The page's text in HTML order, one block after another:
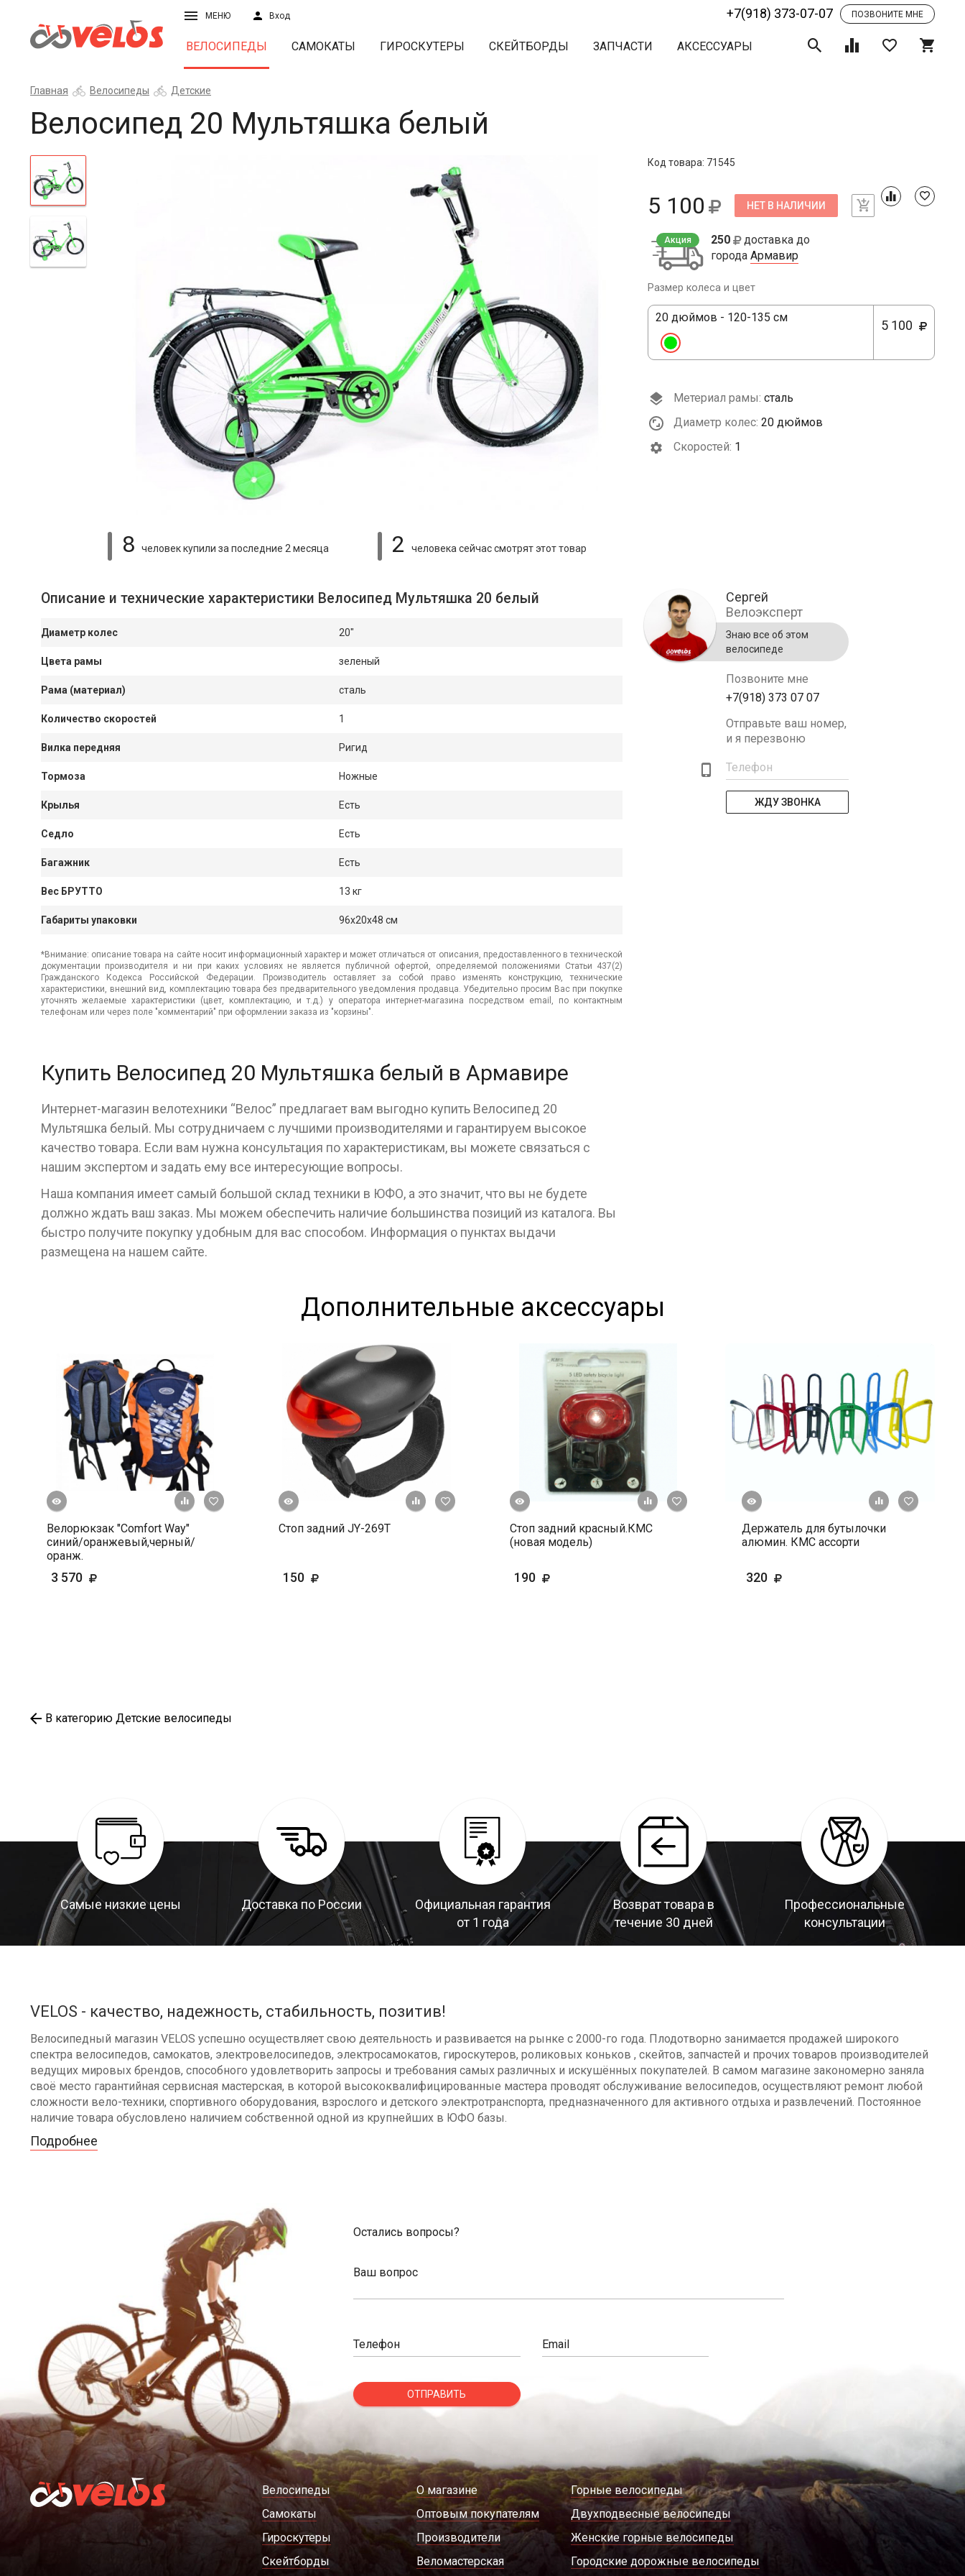
МЕНЮ Вход +7(918) 373-07-07 ПОЗВОНИТЕ МНЕ
ВЕЛОСИПЕДЫ САМОКАТЫ ГИРОСКУТЕРЫ СКЕЙТБОРДЫ ЗАПЧАСТИ АКСЕССУАРЫ
Главная Велосипеды Детские
Велосипед 20 Мультяшка белый
8 человек купили за последние 2 месяца 2 человека сейчас смотрятэтот товар
Код товара: 71545
5 100 НЕТ В НАЛИЧИИ
Акция 250
доставка до
города Армавир
Размер колеса и цвет
20 дюймов - 120-135 см
5 100
Метериал рамы: сталь
Диаметр колес: 20 дюймов
Cкоростей: 1
Описание и технические характеристики Велосипед Мультяшка 20 белый
Диаметр колес 20"
Цвета рамы зеленый
Рама (материал) сталь
Количество скоростей 1
Вилка передняя Ригид
Тормоза Ножные
Крылья Есть
Седло Есть
Багажник Есть
Вес БРУТТО 13 кг
Габариты упаковки 96x20x48 см
*Внимание: описание товара на сайте носит информационный характер и может отличаться от описания, предоставленного в технической
документации производителя и ни при каких условиях не является публичной офертой, определяемой положениями Статьи 437(2)
Гражданского Кодекса Российской Федерации. Производитель оставляет за собой право изменять конструкцию, технические
характеристики, внешний вид, комплектацию товара без предварительного уведомления продавца. Убедительно просим Вас при покупке
уточнять желаемые характеристики (цвет, комплектацию, и т.д.) у оператора интернет-магазина посредством email, по контактным
телефонам или через поле "комментарий" при оформлении заказа из "корзины".
Купить Велосипед 20 Мультяшка белый в Армавире
Интернет-магазин велотехники “Велос” предлагает вам выгодно купить Велосипед 20
Мультяшка белый. Мы сотрудничаем с лучшими производителями и гарантируем высокое
качество товара. Если вам нужна консультация по характеристикам, вы можете связаться с
нашим экспертом и задать ему все интересующие вопросы.
Наша компания имеет самый большой склад техники в ЮФО, а это значит, что вы не будете
должно ждать ваш заказ. Мы можем обеспечить наличие большинства позиций из каталога. Вы
быстро получите покупку удобным для вас способом. Информация о пунктах выдачи
размещена на нашем сайте.
Сергей
Велоэксперт
Знаю все об этом
велосипеде
Позвоните мне
+7(918) 373 07 07
Отправьте ваш номер,
и я перезвоню
Телефон
ЖДУ ЗВОНКА
Дополнительные аксессуары
+ К сравнению
В избранное
Велорюкзак "Comfort Way"
синий/оранжевый,черный/
оранж.
3 570
+ К сравнению
В избранное
Быстрый просмотр
Стоп задний JY-269T
150
+ К сравнению
В избранное
Быстрый просмотр
Стоп задний красный.КМС
(новая модель)
190
+ К
Быстрый просмотр
Держатель для бутылочки
алюмин. КМС ассорти
320
В категорию Детские велосипеды
Самые низкие цены Доставка по России
Официальная гарантия
от 1 года
Возврат товара в
течение 30 дней
Профессиональные
консультации
VELOS - качество, надежность, стабильность, позитив!
Велосипедный магазин VELOS успешно осуществляет свою деятельность и развивается на рынке с 2000-го года. Плодотворно занимается продажей широкого
спектра велосипедов, самокатов, электровелосипедов, электросамокатов, гироскутеров, роликовых коньков , скейтов, запчастей и прочих товаров производителей
ведущих мировых брендов, способного удовлетворить запросы и требования самых различных и искушённых покупателей. В самом магазине закономерно заняла
своё место гарантийная сервисная мастерская, в которой высококвалифицированные мастера проводят обслуживание велосипедов, осуществляют ремонт любой
сложности вело-техники, спортивного оборудования, взрослого и детского электротранспорта, предназначенного для активного отдыха и развлечений. Постоянное
наличие товара обусловлено наличием собственной одной из крупнейших в ЮФО базы.
Подробнее
Остались вопросы?
Ваш вопрос
Телефон Email
ОТПРАВИТЬ
Велосипеды
Самокаты
Гироскутеры
Скейтборды
О магазине
Оптовым покупателям
Производители
Веломастерская
Горные велосипеды
Двухподвесные велосипеды
Женские горные велосипеды
Городские дорожные велосипеды